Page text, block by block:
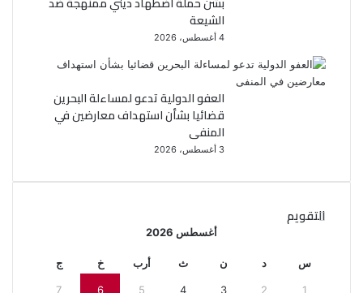
الشيعة
4 أغسطس، 2026
العفو الدولية تدعو لمساءلة البحرين
قضائيا بشأن استهداف معارضين في
المنفى
3 أغسطس، 2026
التقويم
أغسطس 2026
س د ن ث أرب خ ج
1
2
3
4
5
6
7